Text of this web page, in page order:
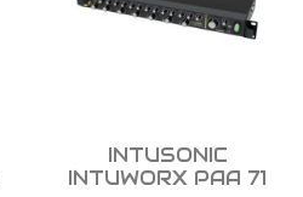
Aperçu rapide
INTUSONIC
INTUWORX PAA 71